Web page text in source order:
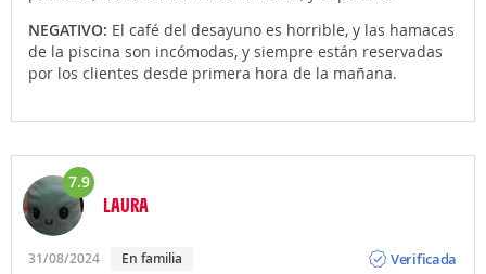
NEGATIVO: El café del desayuno es horrible, y las hamacas
de la piscina son incómodas, y siempre están reservadas
por los clientes desde primera hora de la mañana.
7.9
LAURA
31/08/2024 En familia
Verificada